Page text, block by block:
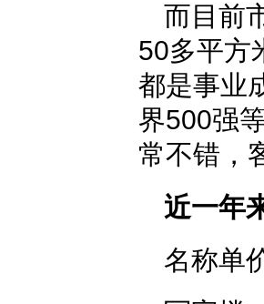
而目前
50多平方
都是事业
界500强
常不错，
近一年
名称单